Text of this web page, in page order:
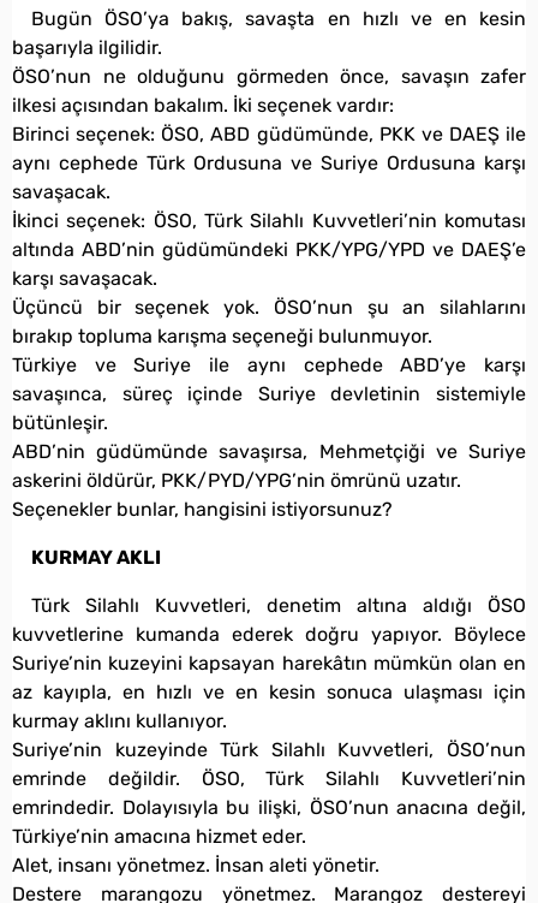
Bugün ÖSO’ya bakış, savaşta en hızlı ve en kesin
başarıyla ilgilidir.
ÖSO’nun ne olduğunu görmeden önce, savaşın zafer
ilkesi açısından bakalım. İki seçenek vardır:
Birinci seçenek: ÖSO, ABD güdümünde, PKK ve DAEŞ ile
aynı cephede Türk Ordusuna ve Suriye Ordusuna karşı
savaşacak.
İkinci seçenek: ÖSO, Türk Silahlı Kuvvetleri’nin komutası
altında ABD’nin güdümündeki PKK/YPG/YPD ve DAEŞ’e
karşı savaşacak.
Üçüncü bir seçenek yok. ÖSO’nun şu an silahlarını
bırakıp topluma karışma seçeneği bulunmuyor.
Türkiye ve Suriye ile aynı cephede ABD’ye karşı
savaşınca, süreç içinde Suriye devletinin sistemiyle
bütünleşir.
ABD’nin güdümünde savaşırsa, Mehmetçiği ve Suriye
askerini öldürür, PKK/PYD/YPG’nin ömrünü uzatır.
Seçenekler bunlar, hangisini istiyorsunuz?
KURMAY AKLI
Türk Silahlı Kuvvetleri, denetim altına aldığı ÖSO
kuvvetlerine kumanda ederek doğru yapıyor. Böylece
Suriye’nin kuzeyini kapsayan harekâtın mümkün olan en
az kayıpla, en hızlı ve en kesin sonuca ulaşması için
kurmay aklını kullanıyor.
Suriye’nin kuzeyinde Türk Silahlı Kuvvetleri, ÖSO’nun
emrinde değildir. ÖSO, Türk Silahlı Kuvvetleri’nin
emrindedir. Dolayısıyla bu ilişki, ÖSO’nun anacına değil,
Türkiye’nin amacına hizmet eder.
Alet, insanı yönetmez. İnsan aleti yönetir.
Destere marangozu yönetmez. Marangoz destereyi